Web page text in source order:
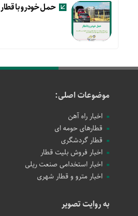
حمل خودرو با قطار
موضوعات اصلی:
اخبار راه آهن
قطارهای حومه ای
قطار گردشگری
اخبار فروش بلیت قطار
اخبار استخدامی صنعت ریلی
اخبار مترو و قطار شهری
به روایت تصویر